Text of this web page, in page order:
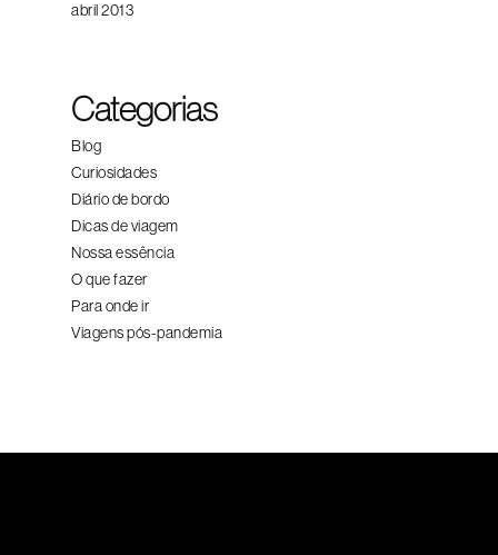
abril 2013
Categorias
Blog
Curiosidades
Diário de bordo
Dicas de viagem
Nossa essência
O que fazer
Para onde ir
Viagens pós-pandemia